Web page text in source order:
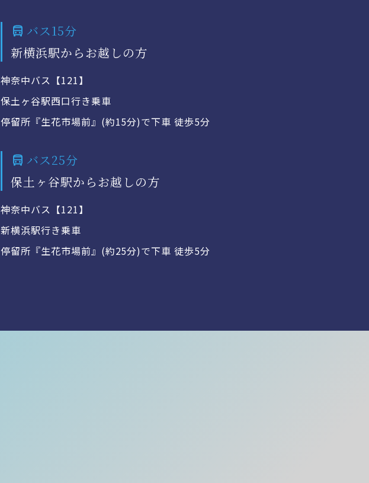
バス15分
新横浜駅からお越しの方
神奈中バス【121】
保土ヶ谷駅西口行き乗車
停留所『生花市場前』(約15分)で下車 徒歩5分
バス25分
保土ヶ谷駅からお越しの方
神奈中バス【121】
新横浜駅行き乗車
停留所『生花市場前』(約25分)で下車 徒歩5分